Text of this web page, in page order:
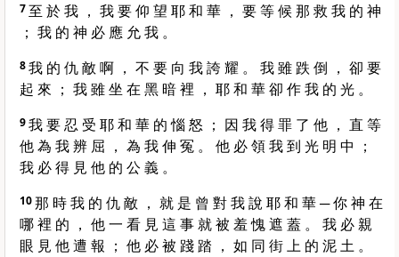
7至 於 我 ， 我 要 仰 望 耶 和 華 ， 要 等 候 那 救 我 的 神
； 我 的 神 必 應 允 我 。
8我 的 仇 敵 啊 ， 不 要 向 我 誇 耀 。 我 雖 跌 倒 ， 卻 要
起 來 ； 我 雖 坐 在 黑 暗 裡 ， 耶 和 華 卻 作 我 的 光 。
9我 要 忍 受 耶 和 華 的 惱 怒 ； 因 我 得 罪 了 他 ， 直 等
他 為 我 辨 屈 ， 為 我 伸 冤 。 他 必 領 我 到 光 明 中 ；
我 必 得 見 他 的 公 義 。
10那 時 我 的 仇 敵 ， 就 是 曾 對 我 說 耶 和 華 ─ 你 神 在
哪 裡 的 ， 他 一 看 見 這 事 就 被 羞 愧 遮 蓋 。 我 必 親
眼 見 他 遭 報 ； 他 必 被 踐 踏 ， 如 同 街 上 的 泥 土 。